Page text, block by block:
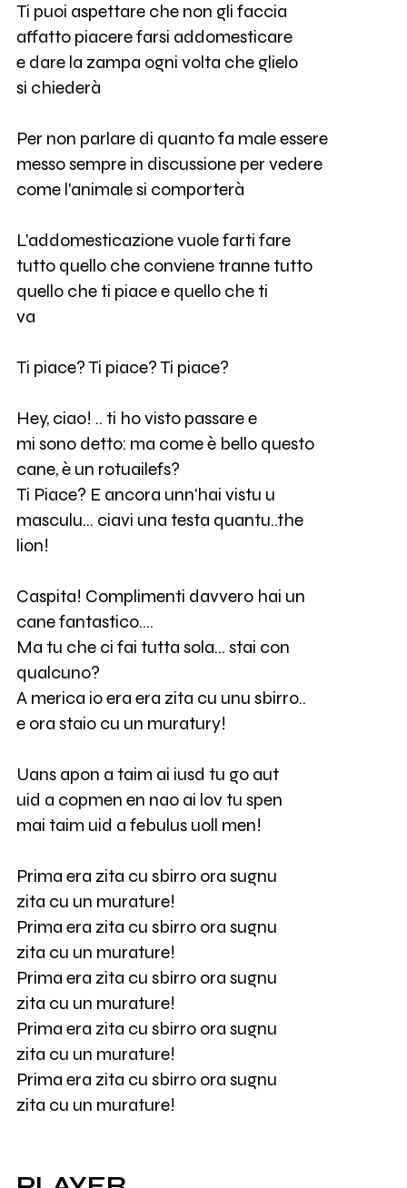
Ti puoi aspettare che non gli faccia
affatto piacere farsi addomesticare
e dare la zampa ogni volta che glielo
si chiederà
Per non parlare di quanto fa male essere
messo sempre in discussione per vedere
come l'animale si comporterà
L'addomesticazione vuole farti fare
tutto quello che conviene tranne tutto
quello che ti piace e quello che ti
va
Ti piace? Ti piace? Ti piace?
Hey, ciao! .. ti ho visto passare e
mi sono detto: ma come è bello questo
cane, è un rotuailefs?
Ti Piace? E ancora unn'hai vistu u
masculu… ciavi una testa quantu..the
lion!
Caspita! Complimenti davvero hai un
cane fantastico….
Ma tu che ci fai tutta sola… stai con
qualcuno?
A merica io era era zita cu unu sbirro..
e ora staio cu un muratury!
Uans apon a taim ai iusd tu go aut
uid a copmen en nao ai lov tu spen
mai taim uid a febulus uoll men!
Prima era zita cu sbirro ora sugnu
zita cu un murature!
Prima era zita cu sbirro ora sugnu
zita cu un murature!
Prima era zita cu sbirro ora sugnu
zita cu un murature!
Prima era zita cu sbirro ora sugnu
zita cu un murature!
Prima era zita cu sbirro ora sugnu
zita cu un murature!